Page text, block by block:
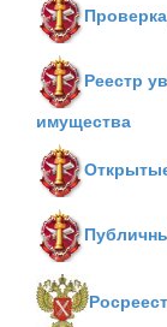
Реестр
имущества